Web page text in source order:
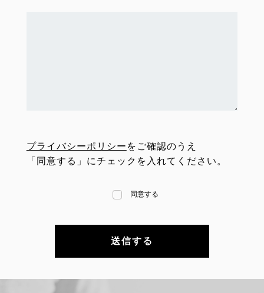
プライバシーポリシー をご確認のうえ
「同意する」にチェックを入れてください。
同意する